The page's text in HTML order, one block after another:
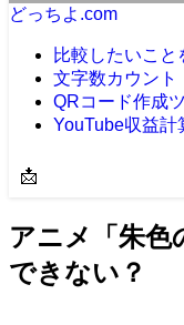
どっちよ.com
比較したいこと
文字数カウント
QRコード作成
YouTube収益計
📩
アニメ「朱色
できない？